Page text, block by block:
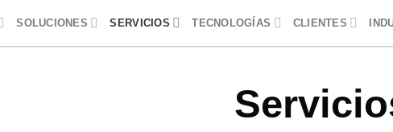
SOLUCIONES SERVICIOS TECNOLOGÍAS CLIENTES